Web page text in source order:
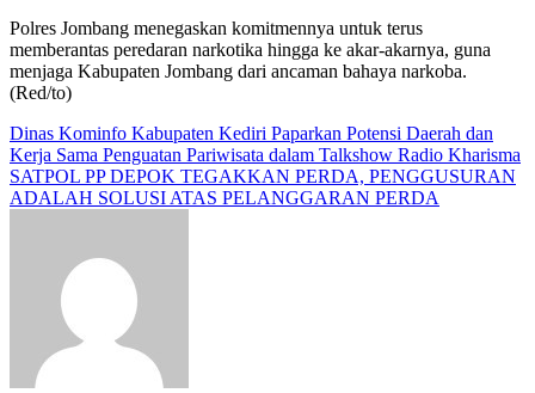
Polres Jombang menegaskan komitmennya untuk terus
memberantas peredaran narkotika hingga ke akar-akarnya, guna
menjaga Kabupaten Jombang dari ancaman bahaya narkoba.
(Red/to)
Navigasi
pos
Dinas Kominfo Kabupaten Kediri Paparkan Potensi Daerah dan
Kerja Sama Penguatan Pariwisata dalam Talkshow Radio Kharisma
SATPOL PP DEPOK TEGAKKAN PERDA, PENGGUSURAN
ADALAH SOLUSI ATAS PELANGGARAN PERDA